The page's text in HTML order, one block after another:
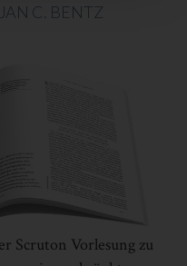
JAN C. BENTZ
Scruton Vorlesung zu